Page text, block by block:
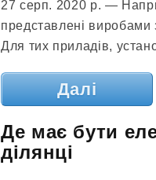
27 серп. 2020 р. —
представлені виробами
Для тих приладів,
Далі
Де має бути
ділянці